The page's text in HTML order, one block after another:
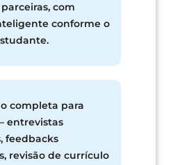
com
conforme o
completa para
entrevistas
feedbacks
revisão de currículo